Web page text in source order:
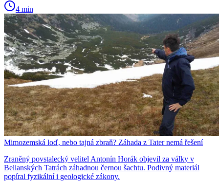
4 min
Mimozemská loď, nebo tajná zbraň? Záhada z Tater nemá řešení
Zraněný povstalecký velitel Antonín Horák objevil za války v
Belianských Tatrách záhadnou černou šachtu. Podivný materiál
popíral fyzikální i geologické zákony.